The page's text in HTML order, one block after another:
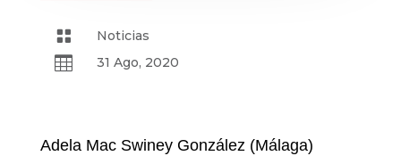
 Noticias
 31 Ago, 2020
Adela Mac Swiney González (Málaga)